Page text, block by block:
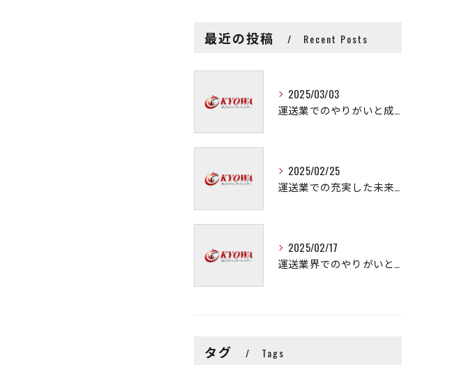
最近の投稿 Recent Posts
2025/03/03
運送業でのやりがいと成長の秘訣
2025/02/25
運送業での充実した未来を拓く方法
2025/02/17
運送業界でのやりがいと可能性
タグ Tags